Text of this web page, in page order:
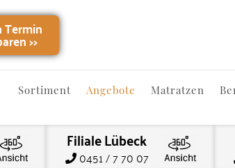
Termin
>>
Sortiment Angebote Matratzen
Filiale Lübeck
0451 / 7 70 07